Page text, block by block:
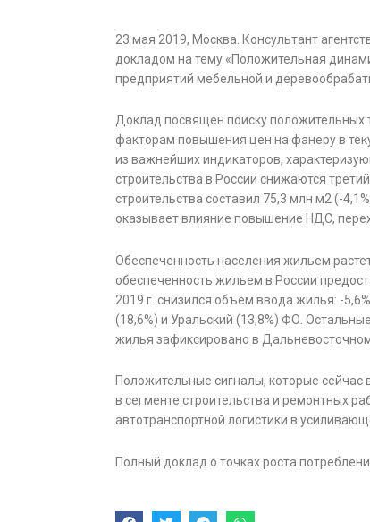
23 мая 2019, Москва. Консультант
докладом на тему «Положительная
предприятий мебельной и
Доклад посвящен поиску положительных
факторам повышения цен на фанеру в
из важнейших индикаторов,
строительства в России снижаются
строительства составил 75,3 млн м2 (-
оказывает влияние повышение НДС,
Обеспеченность населения жильем
обеспеченность жильем в России
2019 г. снизился объем ввода жилья: -
(18,6%) и Уральский (13,8%) ФО.
жилья зафиксировано в
Положительные сигналы, которые
в сегменте строительства и ремонтных
автотранспортной логистики в
Полный доклад о точках роста